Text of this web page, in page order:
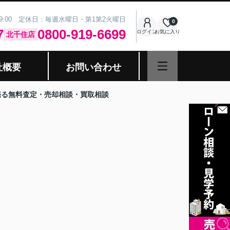
定休日：毎週水曜日・第1第2火曜日
北千住店 0800-919-6699 ログインお気に入り
0
概要 お問い合わせ
無料査定・売却相談・買取相談